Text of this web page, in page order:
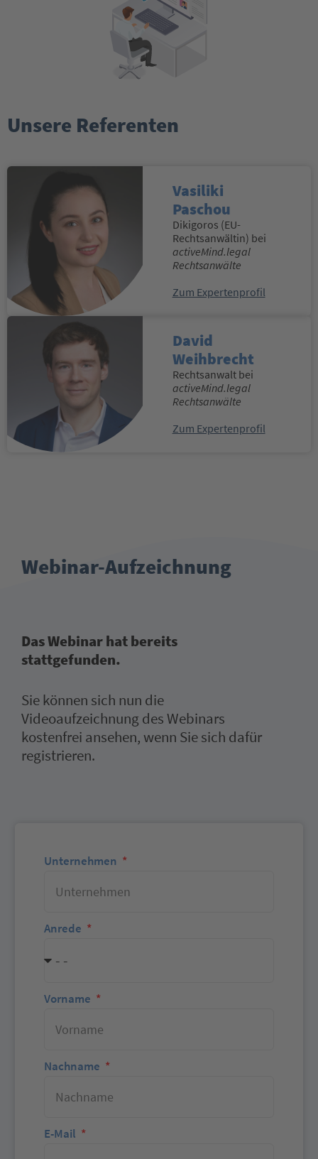
Unsere Referenten
Vasiliki
Paschou
Dikigoros (EU-
Rechtsanwältin) bei
activeMind.legal
Rechtsanwälte
Zum Expertenprofil
David
Weihbrecht
Rechtsanwalt bei
activeMind.legal
Rechtsanwälte
Zum Expertenprofil
Webinar-Aufzeichnung
Das Webinar hat bereits
stattgefunden.
Sie können sich nun die
Videoaufzeichnung des Webinars
kostenfrei ansehen, wenn Sie sich dafür
registrieren.
Unternehmen
Anrede
Vorname
Nachname
E-Mail